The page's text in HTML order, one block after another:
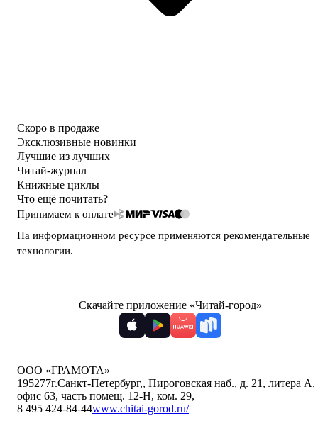
Скоро в продаже
Эксклюзивные новинки
Лучшие из лучших
Читай-журнал
Книжные циклы
Что ещё почитать?
Принимаем к оплате
На информационном ресурсе применяются рекомендательные
технологии.
Скачайте приложение «Читай-город»
ООО «ГРАМОТА»
195277г.Санкт-Петербург,, Пироговская наб., д. 21, литера А,
офис 63, часть помещ. 12-Н, ком. 29,
8 495 424-84-44www.chitai-gorod.ru/